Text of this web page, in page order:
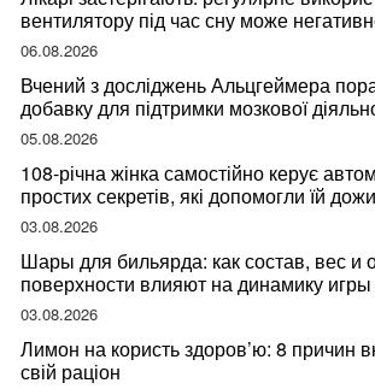
вентилятору під час сну може
ваше здоров’я
06.08.2026
Вчений з досліджень Альцгеймера
добавку для підтримки мозкової
05.08.2026
108-річна жінка самостійно керує
простих секретів, які допомогли їй
03.08.2026
Шары для бильярда: как состав, вес и
поверхности влияют на динамику игры
03.08.2026
Лимон на користь здоров’ю: 8 причин
свій раціон